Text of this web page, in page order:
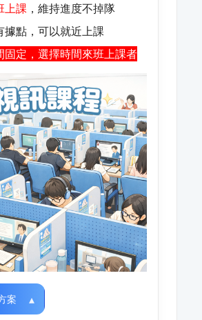
上課，維持進度不掉隊
據點，可以就近上課
固定，選擇時間來班上課者
案